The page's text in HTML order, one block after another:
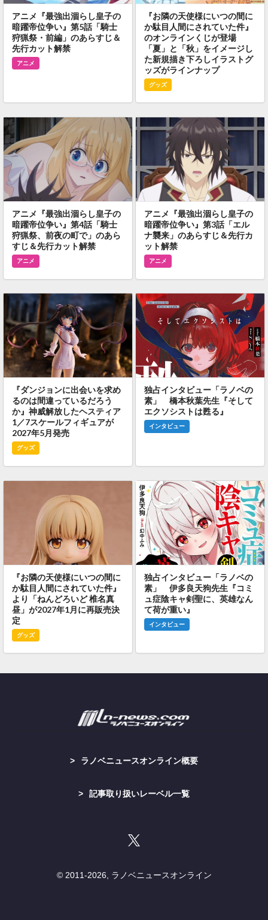
アニメ『最強出涸らし皇子の
暗躍帝位争い』第5話「騎士
狩猟祭・前編」のあらすじ＆
先行カット解禁
アニメ
『お隣の天使様にいつの間に
か駄目人間にされていた件』
のオンラインくじが登場
「夏」と「秋」をイメージし
た新規描き下ろしイラストグ
ッズがラインナップ
グッズ
アニメ『最強出涸らし皇子の
暗躍帝位争い』第4話「騎士
狩猟祭、前夜の町で」のあら
すじ＆先行カット解禁
アニメ
アニメ『最強出涸らし皇子の
暗躍帝位争い』第3話「エル
ナ襲来」のあらすじ＆先行カ
ット解禁
アニメ
『ダンジョンに出会いを求め
るのは間違っているだろう
か』神威解放したヘスティア
1／7スケールフィギュアが
2027年5月発売
グッズ
独占インタビュー「ラノベの
素」 橋本秋葉先生『そして
エクソシストは甦る』
インタビュー
『お隣の天使様にいつの間に
か駄目人間にされていた件』
より「ねんどろいど 椎名真
昼」が2027年1月に再販売決
定
グッズ
独占インタビュー「ラノベの
素」 伊多良天狗先生『コミ
ュ症陰キャ剣聖に、英雄なん
て荷が重い』
インタビュー
ラノベニュースオンライン概要
記事取り扱いレーベル一覧
© 2011-2026, ラノベニュースオンライン